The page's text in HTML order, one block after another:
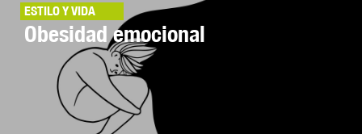
ESTILO Y VIDA
Obesidad emocional